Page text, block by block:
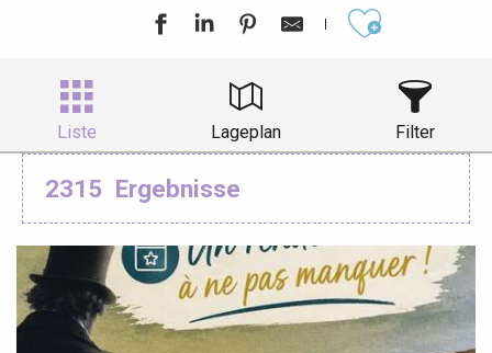
Liste Lageplan Filter
2315 Ergebnisse